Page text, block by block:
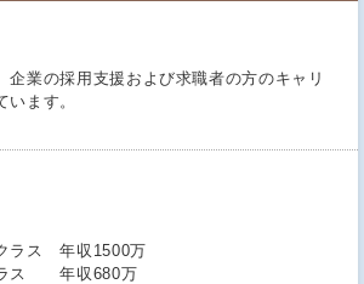
企業の採用支援および求職者の方のキャリ
います。
ラス 年収1500万
ス 年収680万